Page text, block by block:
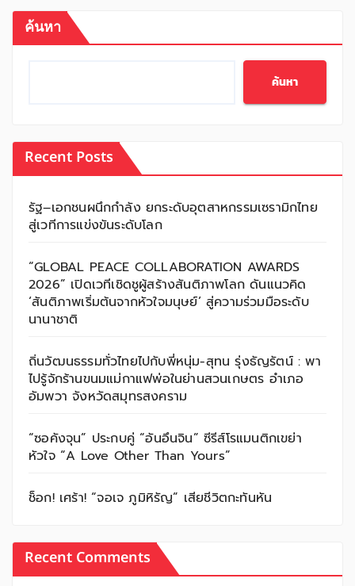
ค้นหา
ค้นหา
Recent Posts
รัฐ–เอกชนผนึกกำลัง ยกระดับอุตสาหกรรมเซรามิกไทย
สู่เวทีการแข่งขันระดับโลก
“GLOBAL PEACE COLLABORATION AWARDS
2026” เปิดเวทีเชิดชูผู้สร้างสันติภาพโลก ดันแนวคิด
‘สันติภาพเริ่มต้นจากหัวใจมนุษย์’ สู่ความร่วมมือระดับ
นานาชาติ
ถิ่นวัฒนธรรมทั่วไทยไปกับพี่หนุ่ม-สุทน รุ่งธัญรัตน์ : พา
ไปรู้จักร้านขนมแม่กาแฟพ่อในย่านสวนเกษตร อำเภอ
อัมพวา จังหวัดสมุทรสงคราม
“ซอคังจุน” ประกบคู่ “อันอึนจิน” ซีรีส์โรแมนติกเขย่า
หัวใจ “A Love Other Than Yours”
ช็อก! เศร้า! “จอเจ ภูมิหิรัญ” เสียชีวิตกะทันหัน
Recent Comments